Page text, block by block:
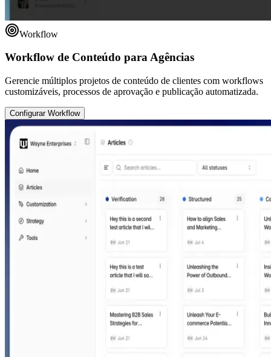
Workflow
Workflow de Conteúdo para Agências
Gerencie múltiplos projetos de conteúdo de clientes com workflows
customizáveis, processos de aprovação e publicação automatizada.
Configurar Workflow